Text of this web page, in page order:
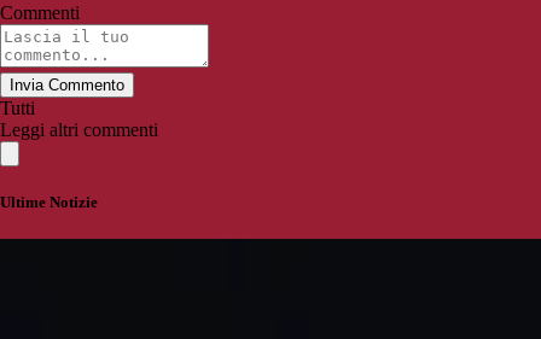
Commenti
Invia Commento
Tutti
Leggi altri commenti
Ultime Notizie